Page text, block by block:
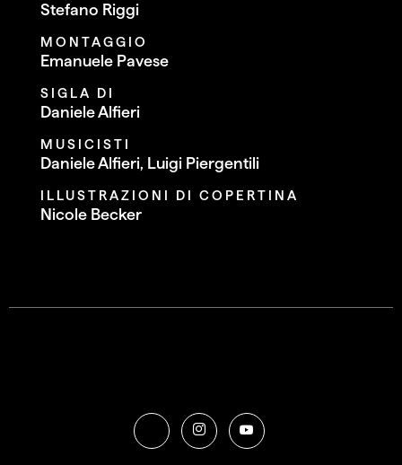
Stefano Riggi
MONTAGGIO
Emanuele Pavese
SIGLA DI
Daniele Alfieri
MUSICISTI
Daniele Alfieri, Luigi Piergentili
ILLUSTRAZIONI DI COPERTINA
Nicole Becker